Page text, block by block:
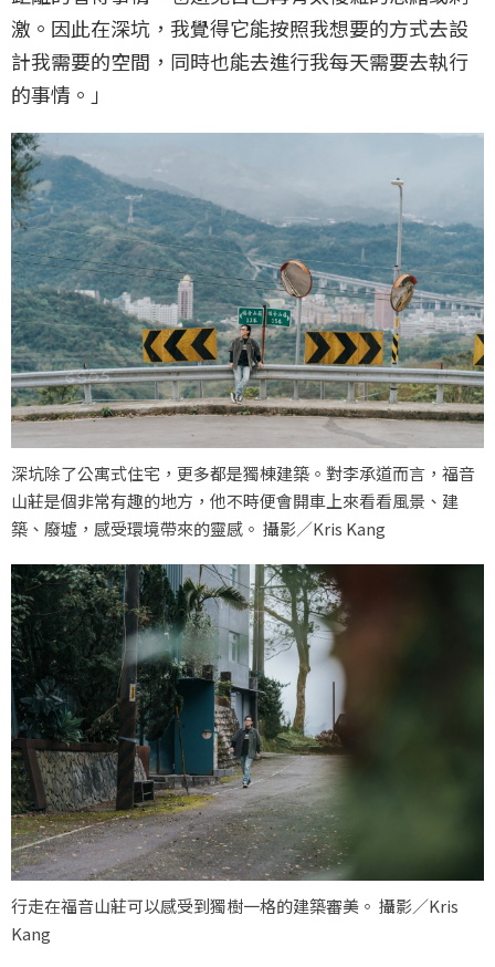
激。因此在深坑，我覺得它能按照我想要的方式去設
計我需要的空間，同時也能去進行我每天需要去執行
的事情。」
深坑除了公寓式住宅，更多都是獨棟建築。對李承道而言，福音
山莊是個非常有趣的地方，他不時便會開車上來看看風景、建
築、廢墟，感受環境帶來的靈感。 攝影／Kris Kang
行走在福音山莊可以感受到獨樹一格的建築審美。 攝影／Kris
Kang